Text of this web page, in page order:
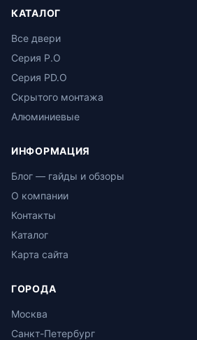
КАТАЛОГ
Все двери
Серия P.O
Серия PD.O
Скрытого монтажа
Алюминиевые
ИНФОРМАЦИЯ
Блог — гайды и обзоры
О компании
Контакты
Каталог
Карта сайта
ГОРОДА
Москва
Санкт-Петербург